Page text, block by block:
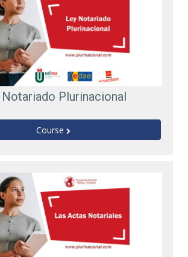
Notariado Plurinacional
Course